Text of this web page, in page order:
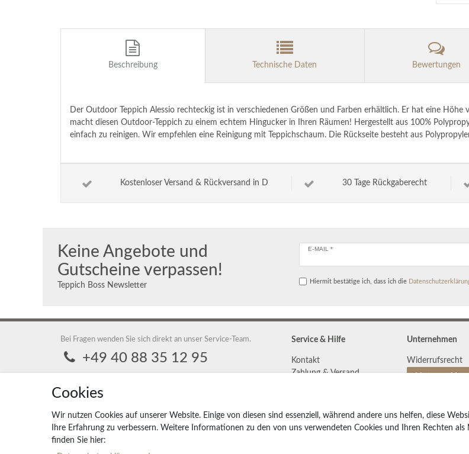
Beschreibung Technische Daten Bewertungen
Der Outdoor Teppich Alessio rechteckig ist in verschiedenen Größen und Farben erhältlich. Er hat eine
macht diesen Outdoor-Teppich zu einem echtem Hingucker in Ihren Räumen! Hergestellt aus 100%
einfach zu reinigen. Wir empfehlen eine Reinigung mit Teppichschaum. Die Rückseite besteht aus
Kostenloser Versand & Rückversand in D 30 Tage Rückgaberecht
Keine Angebote und
Gutscheine verpassen!
Teppich Boss Newsletter
E-MAIL *
Hiermit bestätige ich, dass ich die
Bei Fragen wenden Sie sich direkt an unser Service-Team.
+49 40 88 35 12 95
service@teppich-boss.de
Teppich Boss GmbH, 20259 Hamburg, Teppich Boss GmbH
Service & Hilfe
Kontakt
Zahlung & Versand
Unternehmen
Widerrufs­recht
AGB
Cookies
Wir nutzen Cookies auf unserer Website. Einige von diesen sind essenziell, während andere uns helfen, diese
Ihre Erfahrung zu verbessern. Weitere Informationen zu den von uns verwendeten Cookies und Ihren Rechten als
finden Sie hier: